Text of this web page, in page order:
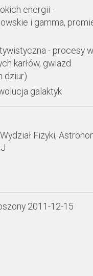
energii -
i gamma,
- procesy
karłów, gwiazd
dziur)
galaktyk
Fizyki,
2011-12-15